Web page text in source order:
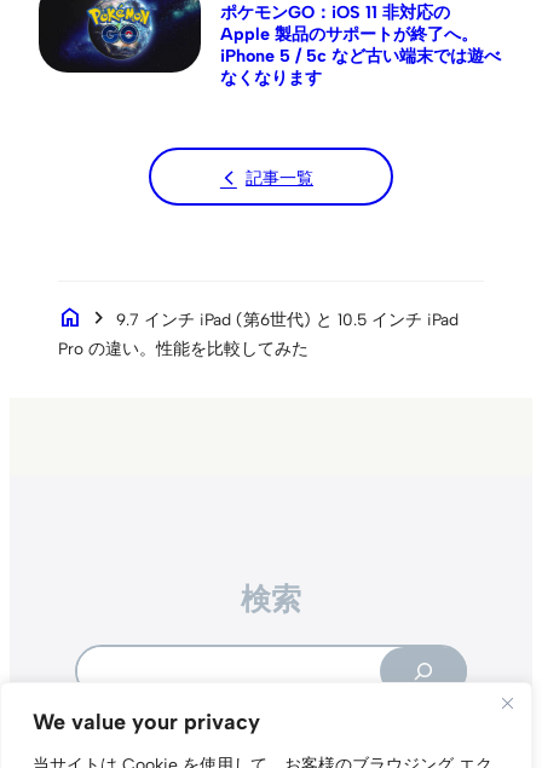
We value your privacy
ポケモンGO：iOS 11 非対応の
Apple 製品のサポートが終了へ。
iPhone 5 / 5c など古い端末では遊べ
なくなります
記事一覧
home chevron_right
9.7 インチ iPad (第6世代) と 10.5 インチ iPad
Pro の違い。性能を比較してみた
検索